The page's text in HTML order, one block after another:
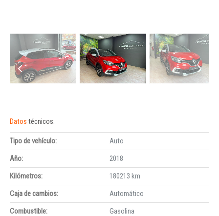
Datos técnicos:
Tipo de vehículo:
Auto
Año:
2018
Kilómetros:
180213 km
Caja de cambios:
Automático
Combustible:
Gasolina